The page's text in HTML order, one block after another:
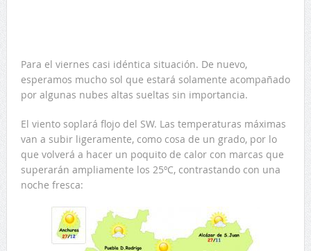
Para el viernes casi idéntica situación. De nuevo,
esperamos mucho sol que estará solamente acompañado
por algunas nubes altas sueltas sin importancia.
El viento soplará flojo del SW. Las temperaturas máximas
van a subir ligeramente, como cosa de un grado, por lo
que volverá a hacer un poquito de calor con marcas que
superarán ampliamente los 25ºC, contrastando con una
noche fresca: